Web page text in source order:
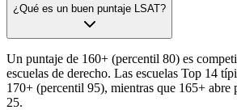
¿Qué es un buen puntaje LSAT?
Un puntaje de 160+ (percentil 80) es
escuelas de derecho. Las escuelas Top 14
170+ (percentil 95), mientras que 165+ abre
25.